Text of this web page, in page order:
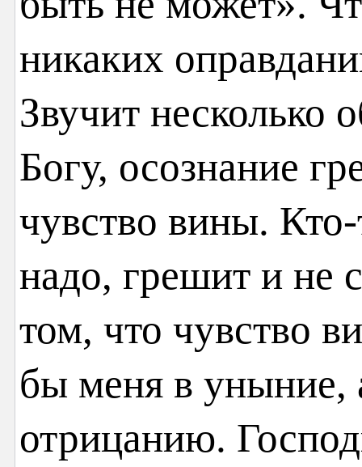
никаких
Звучит несколько
Богу, осознание
чувство вины.
надо, грешит и не
том, что чувство
бы меня в
отрицанию.